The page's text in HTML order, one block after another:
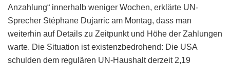
Anzahlung“ innerhalb weniger Wochen, erklärte UN-
Sprecher Stéphane Dujarric am Montag, dass man
weiterhin auf Details zu Zeitpunkt und Höhe der Zahlungen
warte. Die Situation ist existenzbedrohend: Die USA
schulden dem regulären UN-Haushalt derzeit 2,19